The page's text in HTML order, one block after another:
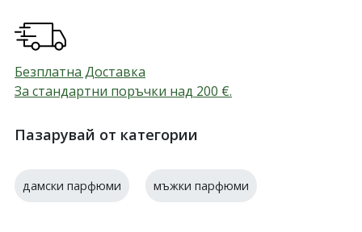
Безплатна Доставка
За стандартни поръчки над 200 €.
Пазарувай от категории
дамски парфюми мъжки парфюми